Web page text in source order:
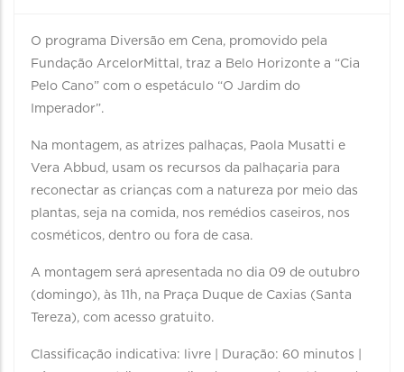
O programa Diversão em Cena, promovido pela
Fundação ArcelorMittal, traz a Belo Horizonte a “Cia
Pelo Cano” com o espetáculo “O Jardim do
Imperador”.
Na montagem, as atrizes palhaças, Paola Musatti e
Vera Abbud, usam os recursos da palhaçaria para
reconectar as crianças com a natureza por meio das
plantas, seja na comida, nos remédios caseiros, nos
cosméticos, dentro ou fora de casa.
A montagem será apresentada no dia 09 de outubro
(domingo), às 11h, na Praça Duque de Caxias (Santa
Tereza), com acesso gratuito.
Classificação indicativa: livre | Duração: 60 minutos |